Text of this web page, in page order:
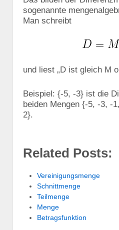
sogenannte
Man schreibt
und liest „D ist gleich M
Beispiel: {-5, -3} ist die
beiden Mengen {-5, -3, -
2}.
Related Posts:
Vereinigungsmenge
Schnittmenge
Teilmenge
Menge
Betragsfunktion